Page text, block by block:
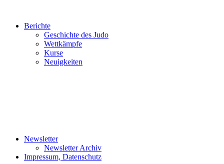
Berichte
Geschichte des Judo
Wettkämpfe
Kurse
Neuigkeiten
Newsletter
Newsletter Archiv
Impressum, Datenschutz